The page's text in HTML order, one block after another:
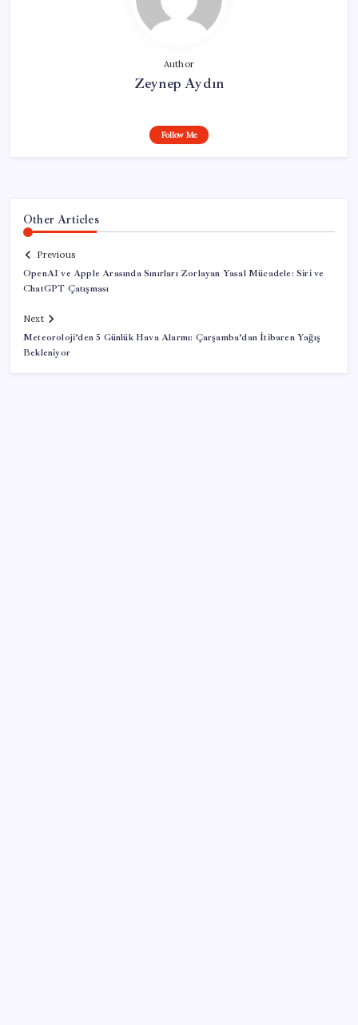
Author
Zeynep Aydın
Follow Me
Other Articles
Previous
OpenAI ve Apple Arasında Sınırları Zorlayan Yasal Mücadele: Siri ve
ChatGPT Çatışması
Next
Meteoroloji’den 5 Günlük Hava Alarmı: Çarşamba’dan İtibaren Yağış
Bekleniyor